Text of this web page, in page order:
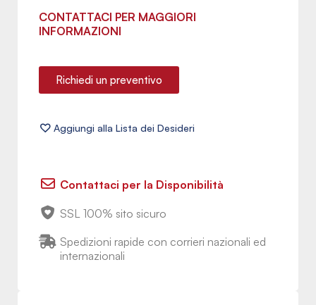
CONTATTACI PER MAGGIORI
INFORMAZIONI
Richiedi un preventivo
Contattaci per la Disponibilità
SSL 100% sito sicuro
Spedizioni rapide con corrieri nazionali ed
internazionali